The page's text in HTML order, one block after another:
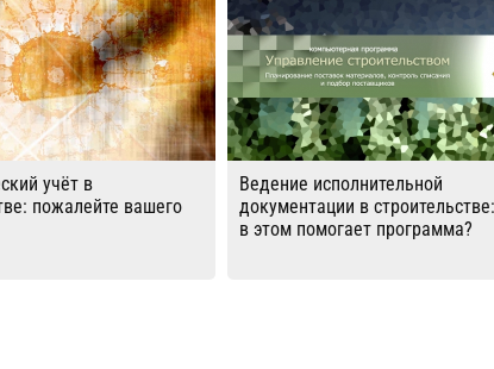
учёт в
пожалейте вашего
Ведение исполнительной
документации в
в этом помогает программа?